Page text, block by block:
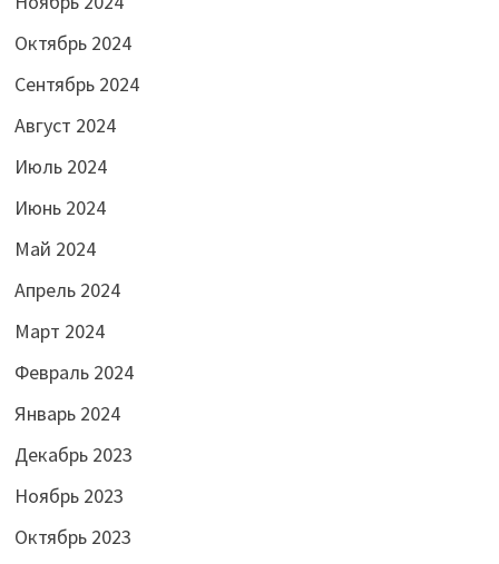
Октябрь 2024
Сентябрь 2024
Август 2024
Июль 2024
Июнь 2024
Май 2024
Апрель 2024
Март 2024
Февраль 2024
Январь 2024
Декабрь 2023
Ноябрь 2023
Октябрь 2023